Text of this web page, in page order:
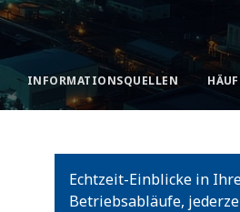
INFORMATIONSQUELLEN
Echtzeit-Einblicke in
Betriebsabläufe,